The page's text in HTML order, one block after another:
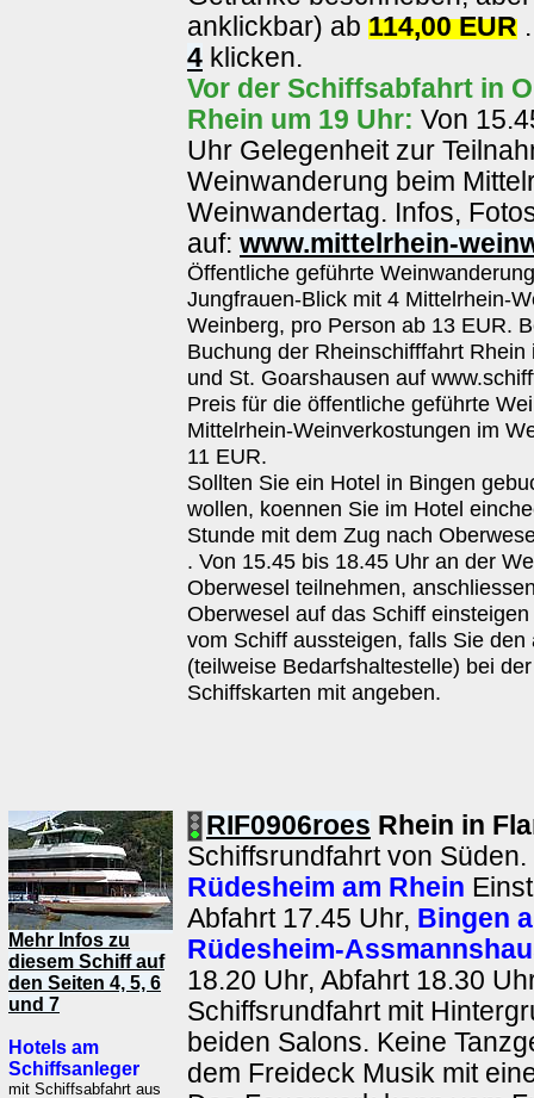
anklickbar) ab 114,00 EUR
4 klicken.
Vor der Schiffsabfahrt in
Rhein um 19 Uhr: Von
Uhr Gelegenheit zur
Weinwanderung beim
Weinwandertag. Infos,
auf: www.mittelrhein-
Öffentliche geführte
Jungfrauen-Blick mit 4 Mittelrhein-
Weinberg, pro Person ab 13 EUR.
Buchung der Rheinschifffahrt
und St. Goarshausen auf
Preis für die öffentliche geführte
Mittelrhein-Weinverkostungen im
11 EUR.
Sollten Sie ein Hotel in Bingen
wollen, koennen Sie im Hotel
Stunde mit dem Zug nach
. Von 15.45 bis 18.45 Uhr an der
Oberwesel teilnehmen,
Oberwesel auf das Schiff
vom Schiff aussteigen, falls Sie den
(teilweise Bedarfshaltestelle) bei
Schiffskarten mit angeben.
Mehr Infos zu
diesem Schiff auf
den Seiten 4, 5, 6
und 7
Hotels am
Schiffsanleger
mit Schiffsabfahrt aus
RIF0906roes Rhein in
Schiffsrundfahrt von Süden.
Rüdesheim am Rhein
Abfahrt 17.45 Uhr, Bingen
Rüdesheim-
18.20 Uhr, Abfahrt 18.30
Schiffsrundfahrt mit
beiden Salons. Keine
dem Freideck Musik mit